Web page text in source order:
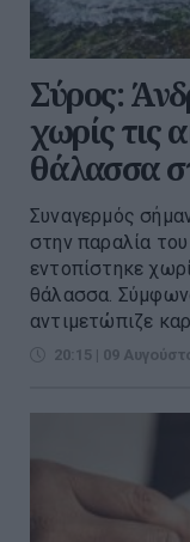
Σύρος:
χωρίς τις
θάλασσα
Συναγερμός
στην παραλία
εντοπίστηκε
θάλασσα.
αντιμετώπιζε
20:15 | 09